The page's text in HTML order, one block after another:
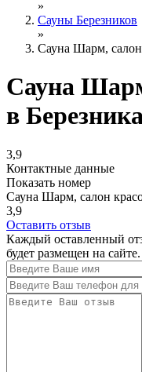
»
Сауны Березников
»
Сауна Шарм,
Сауна
в
3,9
Контактные данные
Показать номер
Сауна Шарм, салон
3,9
Оставить отзыв
Каждый оставленный
будет размещен на сайте.